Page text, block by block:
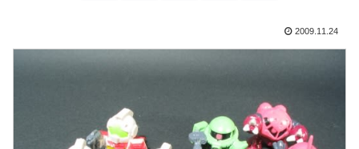
2009.11.24